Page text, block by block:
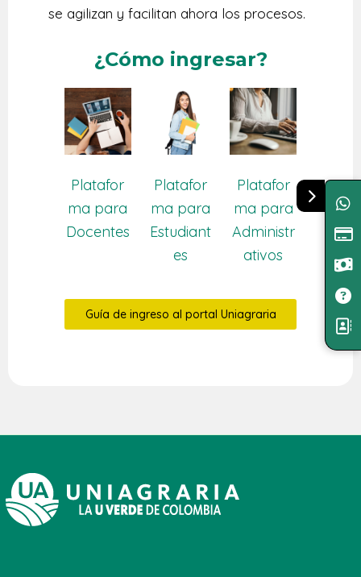
se agilizan y facilitan ahora los procesos.
¿Cómo ingresar?
Platafor
ma para
Docentes
Platafor
ma para
Estudiant
es
Platafor
ma para
Administr
ativos
Guía de ingreso al portal Uniagraria